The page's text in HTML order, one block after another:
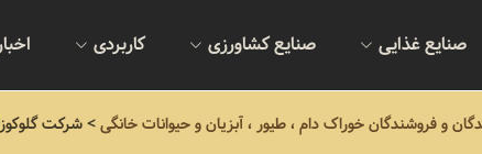
صنایع غذایی صنایع کشاورزی کاربردی
و فروشندگان خوراک دام ، طیور ، آبزیان و حیوانات خانگی>شرکت